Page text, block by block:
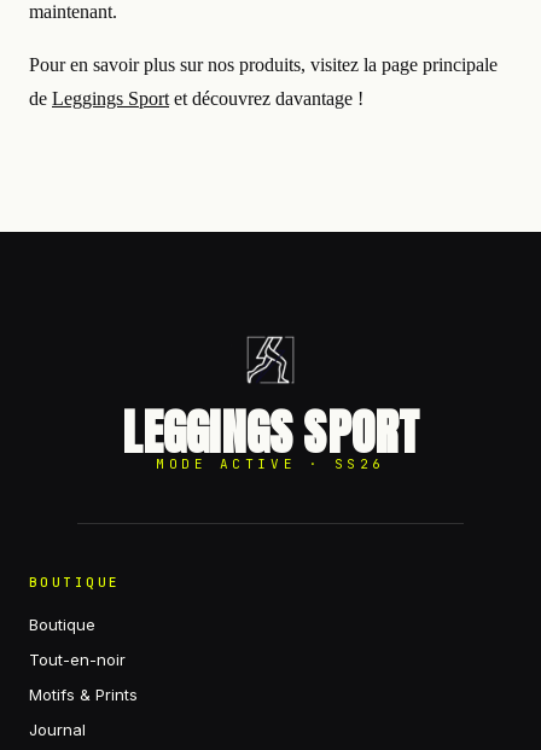
maintenant.
Pour en savoir plus sur nos produits, visitez la page principale
de Leggings Sport et découvrez davantage !
LEGGINGS SPORT
MODE ACTIVE · SS26
BOUTIQUE
Boutique
Tout-en-noir
Motifs & Prints
Journal